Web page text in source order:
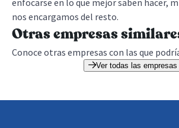
enfocarse en lo que mejor saben hacer,
nos encargamos del resto.
Otras empresas
Conoce otras empresas con las que
Ver todas las empresas